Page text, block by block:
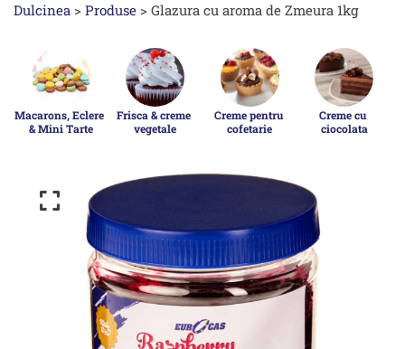
Dulcinea > Produse > Glazura cu aroma de Zmeura 1kg
Macarons, Eclere
& Mini Tarte
Frisca & creme
vegetale
Creme pentru
cofetarie
Creme cu
ciocolata